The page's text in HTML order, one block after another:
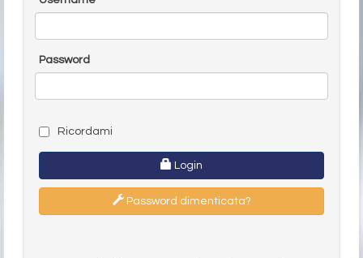
Password
Ricordami
Login
Password dimenticata?